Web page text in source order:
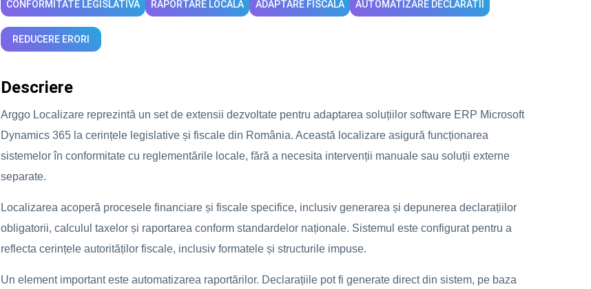
CONFORMITATE LEGISLATIVA RAPORTARE LOCALA ADAPTARE FISCALA AUTOMATIZARE DECLARATII
REDUCERE ERORI
Descriere
Arggo Localizare reprezintă un set de extensii dezvoltate pentru adaptarea soluțiilor software ERP Microsoft
Dynamics 365 la cerințele legislative și fiscale din România. Această localizare asigură funcționarea
sistemelor în conformitate cu reglementările locale, fără a necesita intervenții manuale sau soluții externe
separate.
Localizarea acoperă procesele financiare și fiscale specifice, inclusiv generarea și depunerea declarațiilor
obligatorii, calculul taxelor și raportarea conform standardelor naționale. Sistemul este configurat pentru a
reflecta cerințele autorităților fiscale, inclusiv formatele și structurile impuse.
Un element important este automatizarea raportărilor. Declarațiile pot fi generate direct din sistem, pe baza